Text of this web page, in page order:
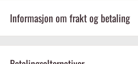
Mål:
Informasjon om frakt og betaling